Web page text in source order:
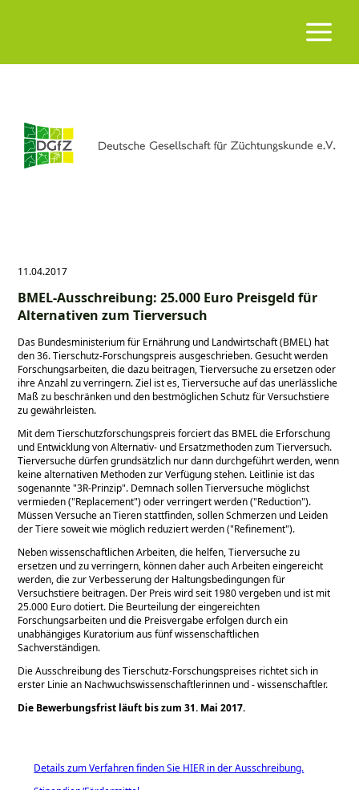
11.04.2017
BMEL-Ausschreibung: 25.000 Euro Preisgeld für
Alternativen zum Tierversuch
Das Bundesministerium für Ernährung und Landwirtschaft (BMEL) hat
den 36. Tierschutz-Forschungspreis ausgeschrieben. Gesucht werden
Forschungsarbeiten, die dazu beitragen, Tierversuche zu ersetzen oder
ihre Anzahl zu verringern. Ziel ist es, Tierversuche auf das unerlässliche
Maß zu beschränken und den bestmöglichen Schutz für Versuchstiere
zu gewährleisten.
Mit dem Tierschutzforschungspreis forciert das BMEL die Erforschung
und Entwicklung von Alternativ- und Ersatzmethoden zum Tierversuch.
Tierversuche dürfen grundsätzlich nur dann durchgeführt werden, wenn
keine alternativen Methoden zur Verfügung stehen. Leitlinie ist das
sogenannte 3R-Prinzip . Demnach sollen Tierversuche möglichst
vermieden ( Replacement ) oder verringert werden ( Reduction ).
Müssen Versuche an Tieren stattfinden, sollen Schmerzen und Leiden
der Tiere soweit wie möglich reduziert werden ( Refinement ).
Neben wissenschaftlichen Arbeiten, die helfen, Tierversuche zu
ersetzen und zu verringern, können daher auch Arbeiten eingereicht
werden, die zur Verbesserung der Haltungsbedingungen für
Versuchstiere beitragen. Der Preis wird seit 1980 vergeben und ist mit
25.000 Euro dotiert. Die Beurteilung der eingereichten
Forschungsarbeiten und die Preisvergabe erfolgen durch ein
unabhängiges Kuratorium aus fünf wissenschaftlichen
Sachverständigen.
Die Ausschreibung des Tierschutz-Forschungspreises richtet sich in
erster Linie an Nachwuchswissenschaftlerinnen und - wissenschaftler.
Die Bewerbungsfrist läuft bis zum 31. Mai 2017.
Details zum Verfahren finden Sie HIER in der Ausschreibung.